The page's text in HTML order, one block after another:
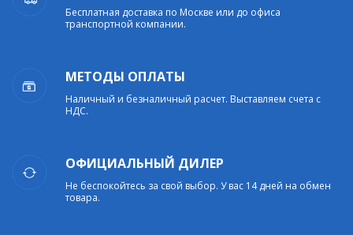
Бесплатная доставка по Москве или до офиса
транспортной компании.
МЕТОДЫ ОПЛАТЫ
Наличный и безналичный расчет. Выставляем счета с
НДС.
ОФИЦИАЛЬНЫЙ ДИЛЕР
Не беспокойтесь за свой выбор. У вас 14 дней на обмен
товара.